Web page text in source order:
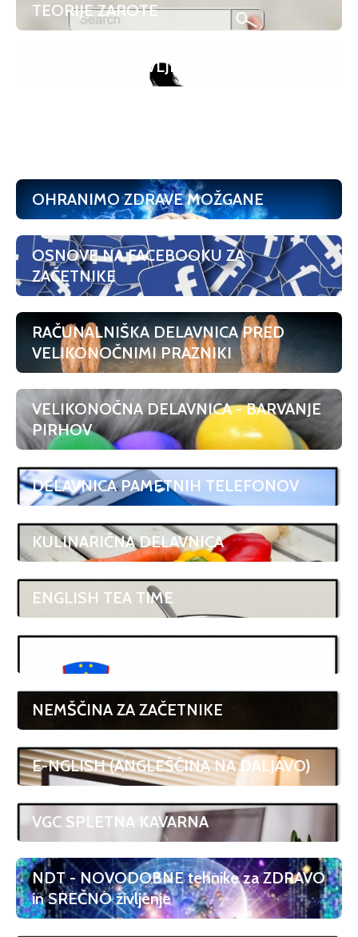
TEORIJE ZAROTE
STRES – NAŠ ŽIVLJENJSKI SOPOTNIK
OHRANIMO ZDRAVE MOŽGANE
OSNOVE NA FACEBOOKU ZA
ZAČETNIKE
RAČUNALNIŠKA DELAVNICA PRED
VELIKONOČNIMI PRAZNIKI
VELIKONOČNA DELAVNICA - BARVANJE
PIRHOV
DELAVNICA PAMETNIH TELEFONOV
KULINARIČNA DELAVNICA
ENGLISH TEA TIME
NEMŠČINA ZA ZAČETNIKE
E-NGLISH (ANGLEŠČINA NA DALJAVO)
VGC SPLETNA KAVARNA
NDT - NOVODOBNE tehnike za ZDRAVO
in SREČNO življenje